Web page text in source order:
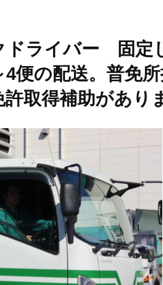
ドライバー 固定
4便の配送。普免
取得補助があり